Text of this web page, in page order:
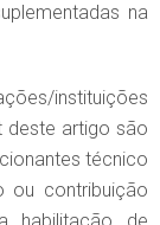
na
instituições
deste artigo são
técnico
ou contribuição